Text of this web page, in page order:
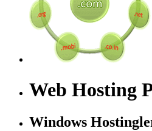
Web Hosting
Windows